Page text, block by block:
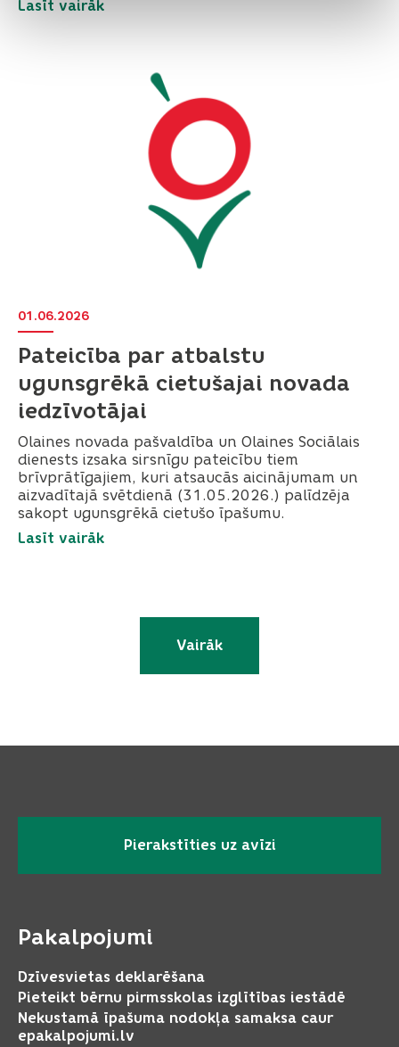
Lasīt vairāk
Pateicība par atbalstu
ugunsgrēkā cietušajai novada
iedzīvotājai
01.06.2026
Olaines novada pašvaldība un Olaines Sociālais
dienests izsaka sirsnīgu pateicību tiem
brīvprātīgajiem, kuri atsaucās aicinājumam un
aizvadītajā svētdienā (31.05.2026.) palīdzēja
sakopt ugunsgrēkā cietušo īpašumu.
Lasīt vairāk
Vairāk
Pierakstīties uz avīzi
Pakalpojumi
Dzīvesvietas deklarēšana
Pieteikt bērnu pirmsskolas izglītības iestādē
Nekustamā īpašuma nodokļa samaksa caur
epakalpojumi.lv